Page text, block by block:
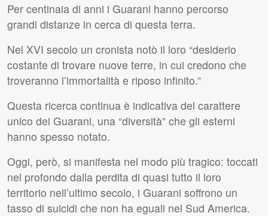
Per centinaia di anni i Guarani hanno percorso
grandi distanze in cerca di questa terra.
Nel XVI secolo un cronista notò il loro “desiderio
costante di trovare nuove terre, in cui credono che
troveranno l’immortalità e riposo infinito.”
Questa ricerca continua è indicativa del carattere
unico dei Guarani, una “diversità” che gli esterni
hanno spesso notato.
Oggi, però, si manifesta nel modo più tragico: toccati
nel profondo dalla perdita di quasi tutto il loro
territorio nell’ultimo secolo, i Guarani soffrono un
tasso di suicidi che non ha eguali nel Sud America.